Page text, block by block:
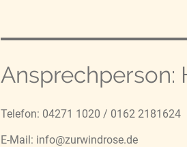
Ansprechperson:
Telefon: 04271 1020 / 0162 2181624
E-Mail: info@zurwindrose.de